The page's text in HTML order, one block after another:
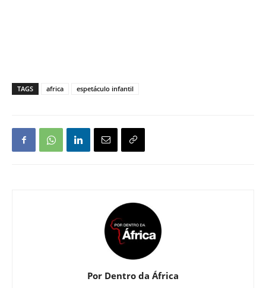
TAGS africa espetáculo infantil
Por Dentro da África